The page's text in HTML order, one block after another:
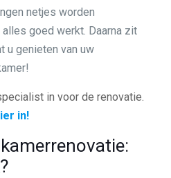
netjes worden
goed werkt. Daarna zit
u genieten van uw
in voor de renovatie.
in!